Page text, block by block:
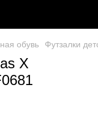
обувь Футзалки
X